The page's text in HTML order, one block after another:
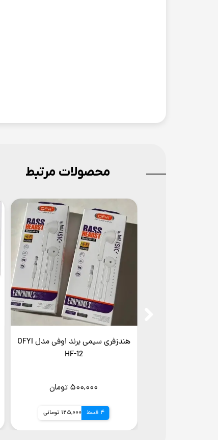
هندزفری سیمی برند اوفی مدل OFYI
HF-12
۵۰۰,۰۰۰ تومان
4 قسط 125,000 تومانی
محصولات مرتبط